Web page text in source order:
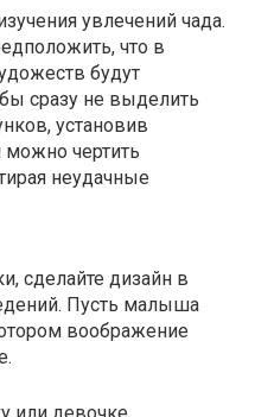
увлечений чада.
что в
будут
сразу не выделить
установив
чертить
неудачные
сделайте дизайн в
Пусть малыша
воображение